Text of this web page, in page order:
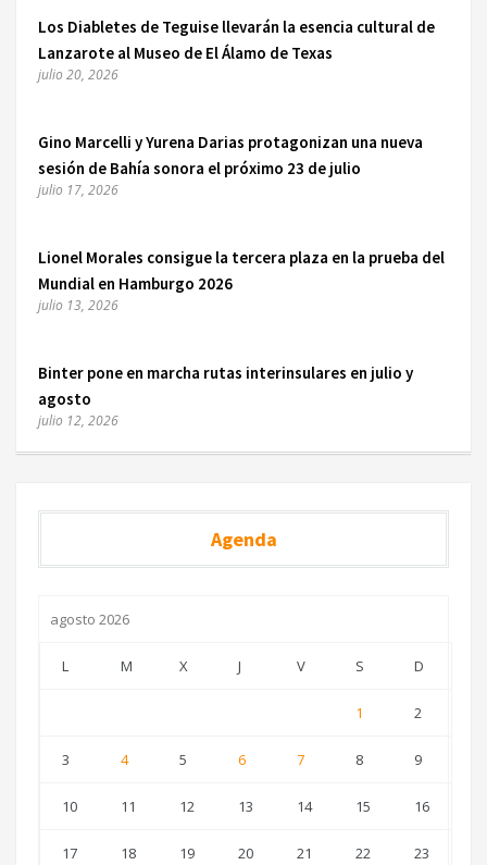
Los Diabletes de Teguise llevarán la esencia cultural de
Lanzarote al Museo de El Álamo de Texas
julio 20, 2026
Gino Marcelli y Yurena Darias protagonizan una nueva
sesión de Bahía sonora el próximo 23 de julio
julio 17, 2026
Lionel Morales consigue la tercera plaza en la prueba del
Mundial en Hamburgo 2026
julio 13, 2026
Binter pone en marcha rutas interinsulares en julio y
agosto
julio 12, 2026
Agenda
agosto 2026
L M X J V S D
1 2
3 4 5 6 7 8 9
10 11 12 13 14 15 16
17 18 19 20 21 22 23